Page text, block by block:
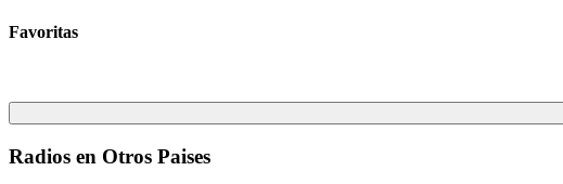
Favoritas
Radios en Otros Paises